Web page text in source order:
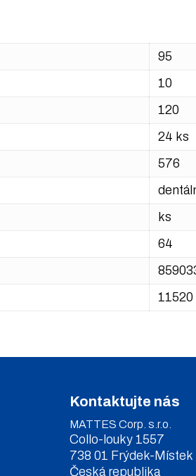
95
10
120
24 ks
576
ks
64
11520
Kontaktujte nás
MATTES Corp. s.r.o.
Collo-louky 1557
738 01 Frýdek-Místek
Česká republika